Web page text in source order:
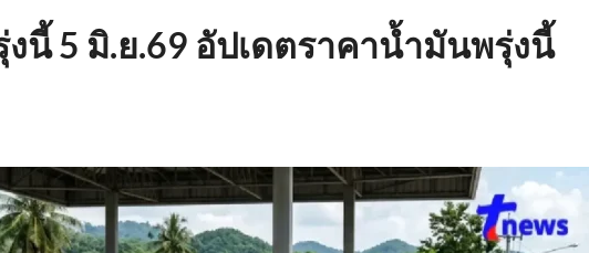
นี้ 5 มิ.ย.69 อัปเดตราคาน้ำมันพรุ่งนี้